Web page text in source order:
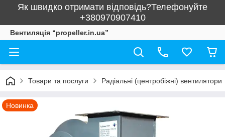
Як швидко отримати відповідь?Телефонуйте
+380970907410
Вентиляція “propeller.in.ua”
Товари та послуги Радіальні (центробіжні) вентилятори
Новинка